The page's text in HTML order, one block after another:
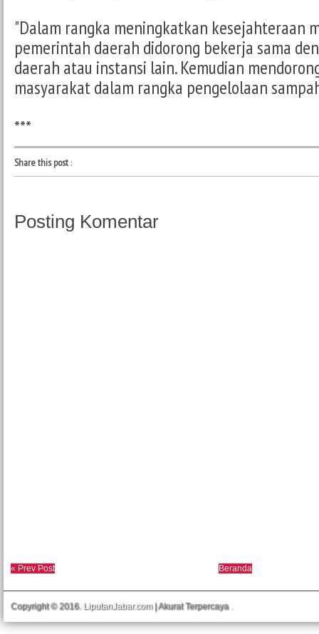
"Dalam rangka meningkatkan kesejahteraan
pemerintah daerah didorong bekerja sama
daerah atau instansi lain. Kemudian
masyarakat dalam rangka pengelolaan
***
Share this post:
Posting Komentar
« Prev Post Beranda
Copyright © 2016. LiputanJabar.com| Akurat Terpercaya